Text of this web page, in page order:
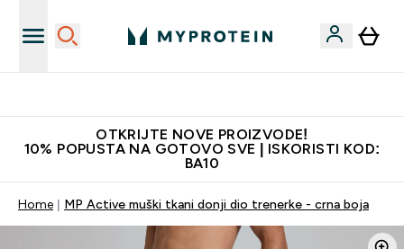
OTKRIJTE NOVE PROIZVODE!
10% POPUSTA NA GOTOVO SVE | ISKORISTI KOD:
BA10
Home MP Active muški tkani donji dio trenerke - crna boja